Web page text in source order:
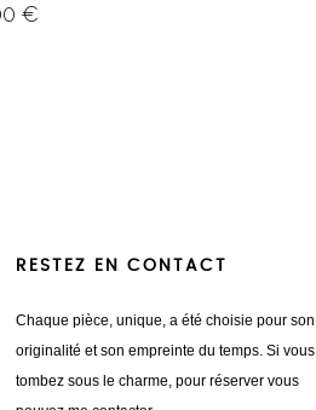
€
RESTEZ EN CONTACT
Chaque pièce, unique, a été choisie pour son
originalité et son empreinte du temps. Si vous
tombez sous le charme, pour réserver vous